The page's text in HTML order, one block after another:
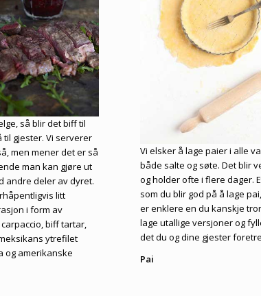
så blir det biff til
til gjester. Vi serverer
men mener det er så
man kan gjøre ut
andre deler av dyret.
litt
i form av
biff tartar,
ytrefilet
og amerikanske
Vi elsker å lage paier i alle
både salte og søte. Det blir
og holder ofte i flere dager.
som du blir god på å lage
er enklere en du kanskje
lage utallige versjoner og
det du og dine gjester
Pai